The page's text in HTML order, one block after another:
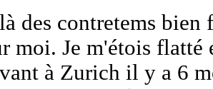
des contretems bien
moi. Je m'étois flatté
à Zurich il y a 6